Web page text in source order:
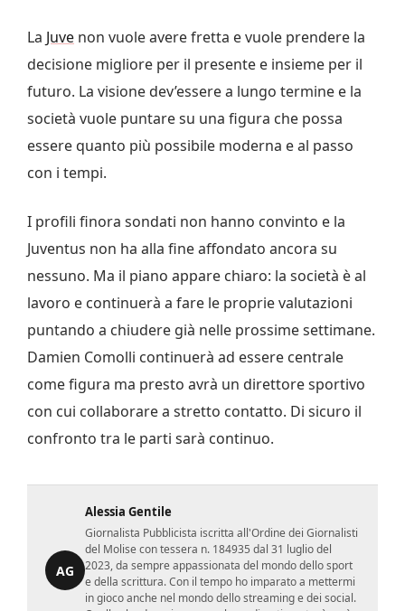
La Juve non vuole avere fretta e vuole prendere la
decisione migliore per il presente e insieme per il
futuro. La visione dev’essere a lungo termine e la
società vuole puntare su una figura che possa
essere quanto più possibile moderna e al passo
con i tempi.
I profili finora sondati non hanno convinto e la
Juventus non ha alla fine affondato ancora su
nessuno. Ma il piano appare chiaro: la società è al
lavoro e continuerà a fare le proprie valutazioni
puntando a chiudere già nelle prossime settimane.
Damien Comolli continuerà ad essere centrale
come figura ma presto avrà un direttore sportivo
con cui collaborare a stretto contatto. Di sicuro il
confronto tra le parti sarà continuo.
AG
Alessia Gentile
Giornalista Pubblicista iscritta all'Ordine dei Giornalisti
del Molise con tessera n. 184935 dal 31 luglio del
2023, da sempre appassionata del mondo dello sport
e della scrittura. Con il tempo ho imparato a mettermi
in gioco anche nel mondo dello streaming e dei social.